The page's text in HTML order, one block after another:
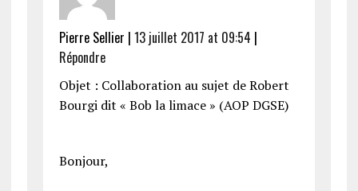
Pierre Sellier | 13 juillet 2017 at 09:54 |
Répondre
Objet : Collaboration au sujet de Robert
Bourgi dit « Bob la limace » (AOP DGSE)
Bonjour,